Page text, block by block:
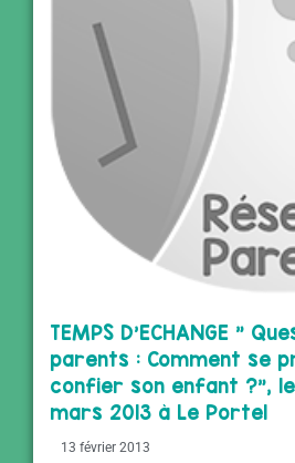
TEMPS D’ECHANGE ”
parents : Comment se
confier son enfant ?”,
mars 2013 à Le Portel
13 février 2013